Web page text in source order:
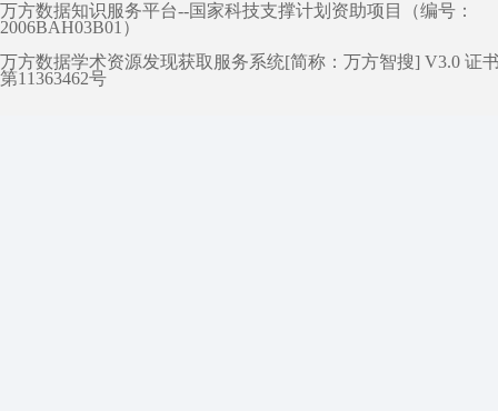
万方数据知识服务平台--国家科技支撑计划资助项目（编号：
2006BAH03B01）
万方数据学术资源发现获取服务系统[简称：万方智搜] V3.0 证
第11363462号